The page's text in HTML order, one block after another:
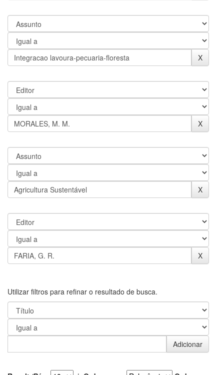
Utilizar filtros para refinar o resultado de busca.